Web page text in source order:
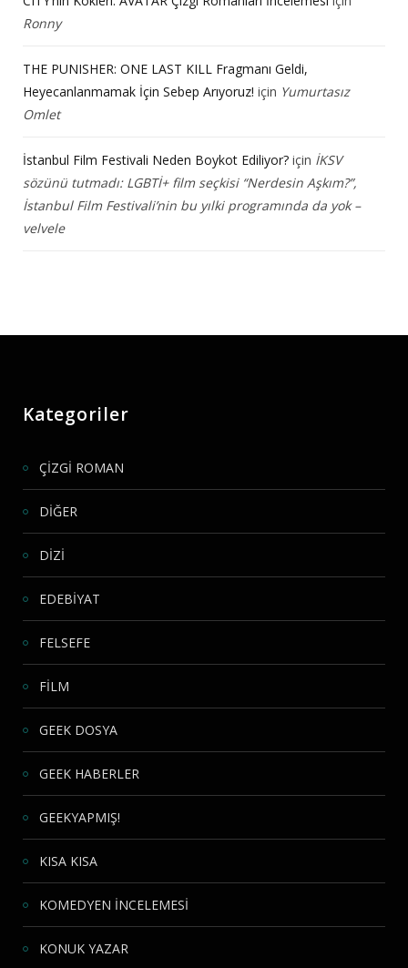
Ronny
THE PUNISHER: ONE LAST KILL Fragmanı Geldi,
Heyecanlanmamak İçin Sebep Arıyoruz! için Yumurtasız
Omlet
İstanbul Film Festivali Neden Boykot Ediliyor? için İKSV
sözünü tutmadı: LGBTİ+ film seçkisi “Nerdesin Aşkım?”,
İstanbul Film Festivali’nin bu yılki programında da yok –
velvele
Kategoriler
ÇİZGİ ROMAN
DİĞER
DİZİ
EDEBİYAT
FELSEFE
FİLM
GEEK DOSYA
GEEK HABERLER
GEEKYAPMIŞ!
KISA KISA
KOMEDYEN İNCELEMESİ
KONUK YAZAR